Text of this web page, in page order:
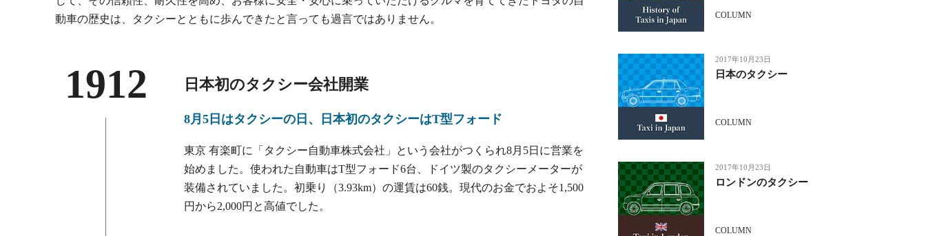
動車の歴史は、タクシーとともに歩んできたと言っても過言ではありません。
1912 日本初のタクシー会社開業
8月5日はタクシーの日、 日本初のタクシーはT型フォード
東京 有楽町に「タクシー自動車株式会社」という会社がつくられ8月5日に営業を
始めました。使われた自動車はT型フォード6台、ドイツ製のタクシーメーターが
装備されていました。初乗り（3.93km）の運賃は60銭。現代のお金でおよそ1,500
円から2,000円と高値でした。
COLUMN
2017年10月23日
日本のタクシー
COLUMN
2017年10月23日
ロンドンのタクシー
COLUMN